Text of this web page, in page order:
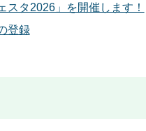
スタ2026」を開催します！
登録